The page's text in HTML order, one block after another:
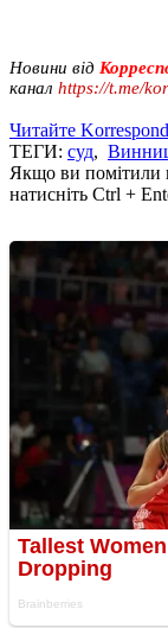
Новини від
канал https://t.me/
Читайте
ТЕГИ: суд,
Якщо ви помітили
натисніть Ctrl +